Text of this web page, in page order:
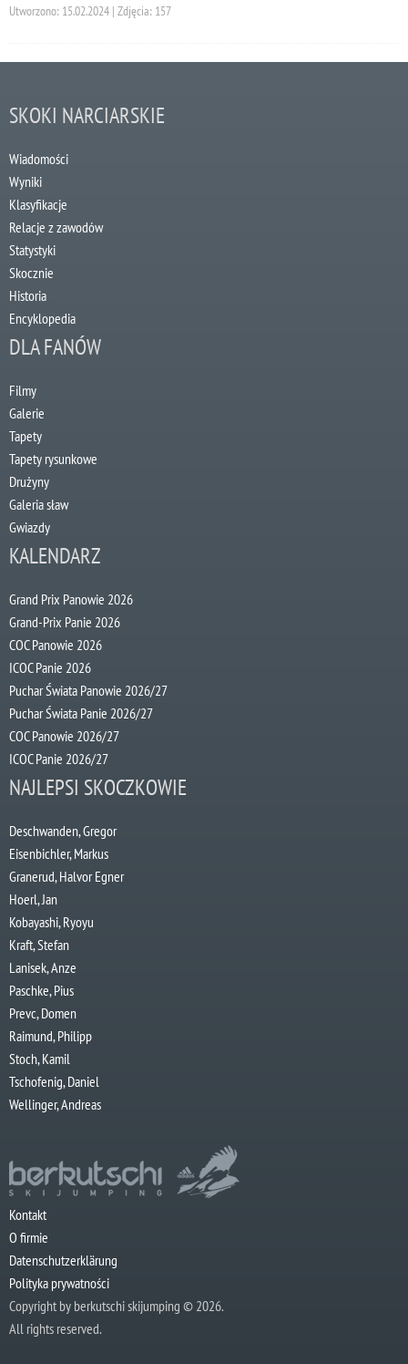
Utworzono: 15.02.2024 | Zdjęcia: 157
SKOKI NARCIARSKIE
Wiadomości
Wyniki
Klasyfikacje
Relacje z zawodów
Statystyki
Skocznie
Historia
Encyklopedia
DLA FANÓW
Filmy
Galerie
Tapety
Tapety rysunkowe
Drużyny
Galeria sław
Gwiazdy
KALENDARZ
Grand Prix Panowie 2026
Grand-Prix Panie 2026
COC Panowie 2026
ICOC Panie 2026
Puchar Świata Panowie 2026/27
Puchar Świata Panie 2026/27
COC Panowie 2026/27
ICOC Panie 2026/27
NAJLEPSI SKOCZKOWIE
Deschwanden, Gregor
Eisenbichler, Markus
Granerud, Halvor Egner
Hoerl, Jan
Kobayashi, Ryoyu
Kraft, Stefan
Lanisek, Anze
Paschke, Pius
Prevc, Domen
Raimund, Philipp
Stoch, Kamil
Tschofenig, Daniel
Wellinger, Andreas
Kontakt
O firmie
Datenschutzerklärung
Polityka prywatności
Copyright by berkutschi skijumping © 2026.
All rights reserved.